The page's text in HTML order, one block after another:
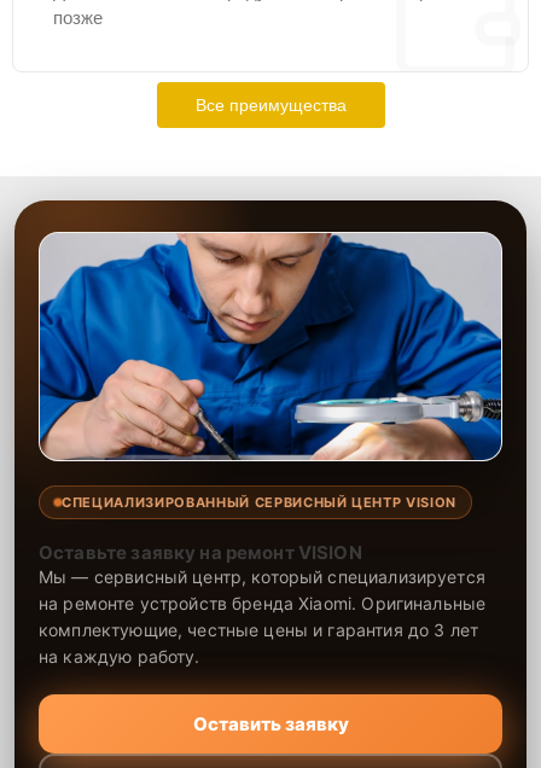
позже
Все преимущества
СПЕЦИАЛИЗИРОВАННЫЙ СЕРВИСНЫЙ ЦЕНТР VISION
Оставьте заявку на ремонт VISION
Мы — сервисный центр, который специализируется
на ремонте устройств бренда Xiaomi. Оригинальные
комплектующие, честные цены и гарантия до 3 лет
на каждую работу.
Оставить заявку